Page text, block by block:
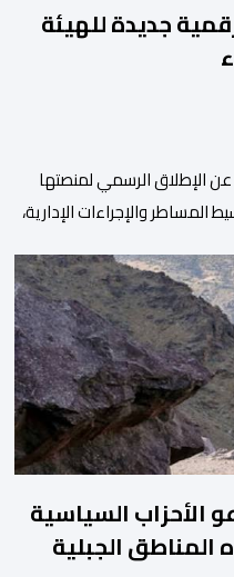
جديدة للهيئة
عن الإطلاق الرسمي لمنصتها
المساطر والإجراءات الإدارية،
الوطنية. وذكر بلاغ للهيئة أن
الرامية إلى التحديث
في […]
يدعو الأحزاب السياسية
المناطق الجبلية